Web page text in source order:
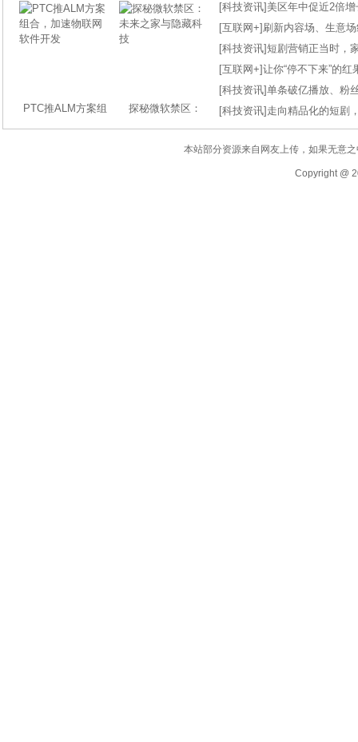
PTC推ALM方案组 探秘微软禁区：
[科技资讯] 美区年中促近2倍
[互联网+] 刷新内容场、生意
[科技资讯]短剧营销正当时，
[互联网+]让你“停不下来”的
[科技资讯]单条破亿播放、粉
[科技资讯] 走向精品化的短剧
本站部分资源来自网友上传，如果无意
Copyright @